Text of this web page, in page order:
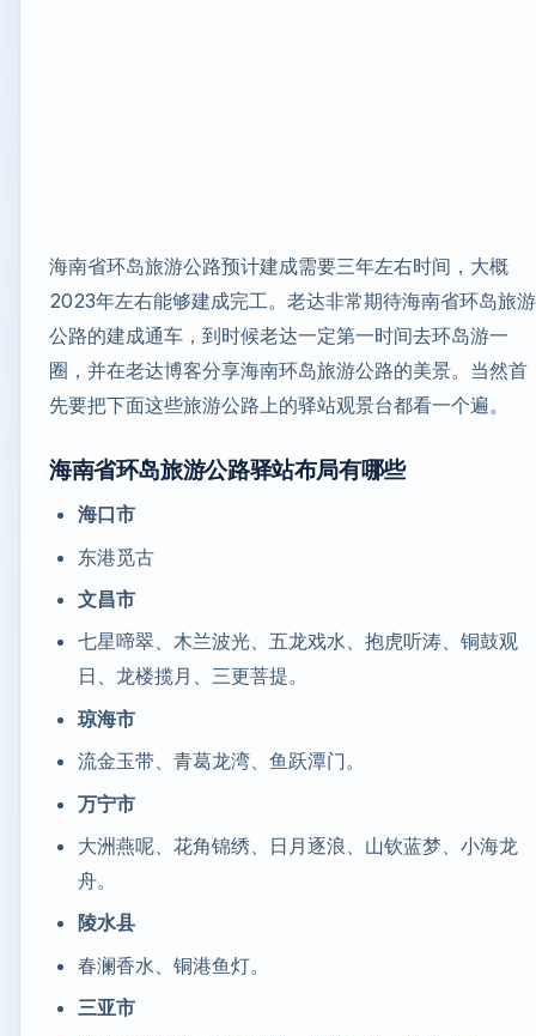
海南省环岛旅游公路预计建成需要三年左右时间，大概
2023年左右能够建成完工。老达非常期待海南省环岛旅游
公路的建成通车，到时候老达一定第一时间去环岛游一
圈，并在老达博客分享海南环岛旅游公路的美景。当然首
先要把下面这些旅游公路上的驿站观景台都看一个遍。
海南省环岛旅游公路驿站布局有哪些
海口市
东港觅古
文昌市
七星啼翠、木兰波光、五龙戏水、抱虎听涛、铜鼓观
日、龙楼揽月、三更菩提。
琼海市
流金玉带、青葛龙湾、鱼跃潭门。
万宁市
大洲燕呢、花角锦绣、日月逐浪、山钦蓝梦、小海龙
舟。
陵水县
春澜香水、铜港鱼灯。
三亚市